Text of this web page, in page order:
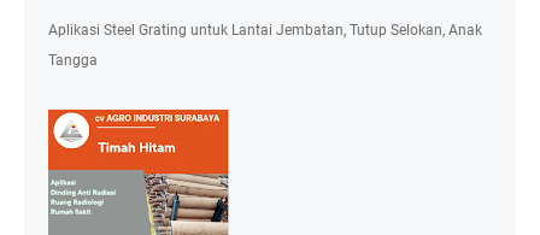
Aplikasi Steel Grating untuk Lantai Jembatan, Tutup Selokan, Anak
Tangga